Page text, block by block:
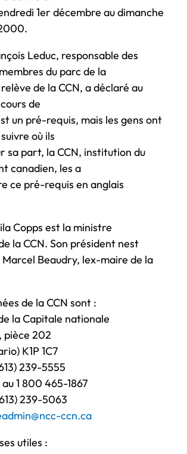
1er décembre au dimanche
Leduc, responsable des
du parc de la
de la CCN, a déclaré au
de
un pré-requis, mais les gens ont
où ils
sa part, la CCN, institution du
canadien, les a
ce pré-requis en anglais
Copps est la ministre
la CCN. Son président nest
Beaudry, lex-maire de la
de la CCN sont :
la Capitale nationale
pièce 202
K1P 1C7
239-5555
1 800 465-1867
239-5063
ccn.ca
utiles :